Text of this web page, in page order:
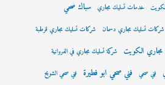
خدمات تسليك مجاري سباك صحي
شركات تسليك مجاري دسمان شركات تسليك مجاري قرطبة
الكويت شركة تسليك مجاري في الفروانية
فني صحي فني صحي ابو فطيرة فني صحي الشويح